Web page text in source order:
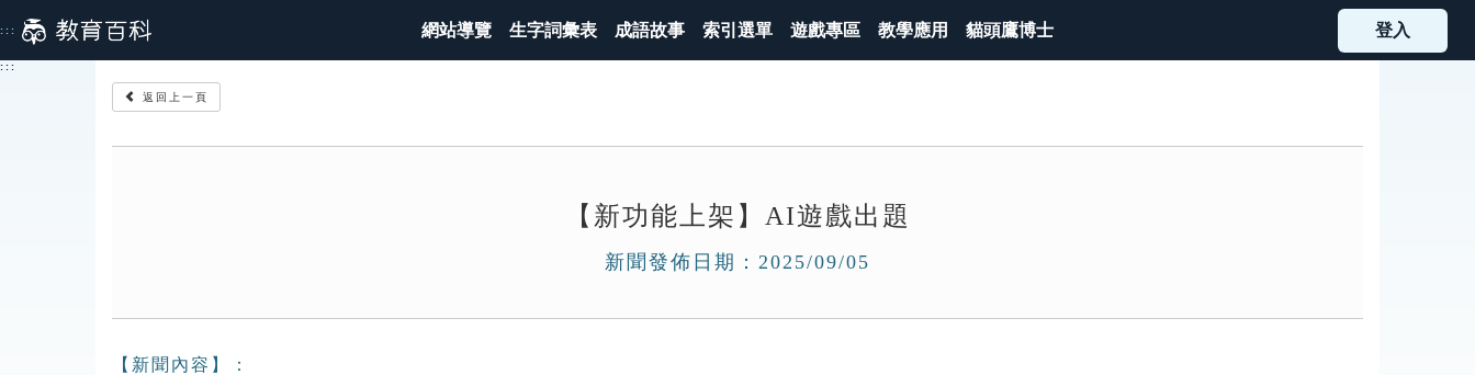
到
主
::: 網站導覽 生字詞彙表 成語故事 索引選單 遊戲專區 教學應用 貓頭鷹博士 登入
:::
返回上一頁
【新功能上架】AI遊戲出題
新聞發佈日期：2025/09/05
【新聞內容】：